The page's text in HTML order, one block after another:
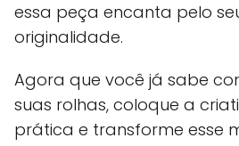
essa peça encanta pelo
originalidade.
Agora que você já sabe
suas rolhas, coloque a
prática e transforme esse